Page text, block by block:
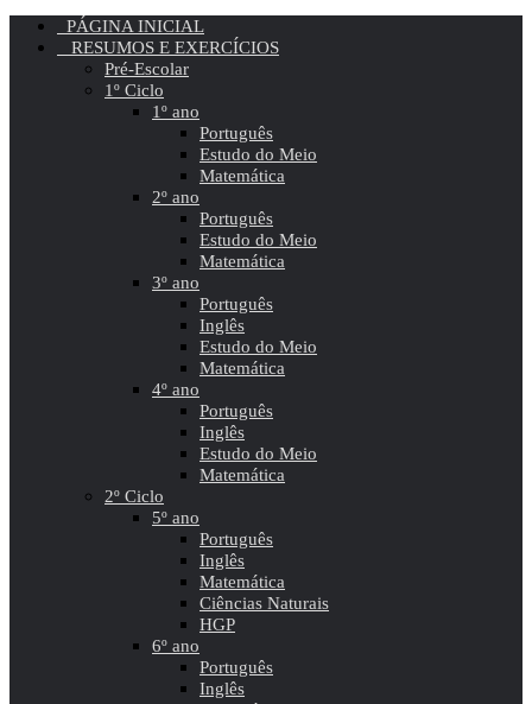
PÁGINA INICIAL
RESUMOS E EXERCÍCIOS
Pré-Escolar
1º Ciclo
1º ano
Português
Estudo do Meio
Matemática
2º ano
Português
Estudo do Meio
Matemática
3º ano
Português
Inglês
Estudo do Meio
Matemática
4º ano
Português
Inglês
Estudo do Meio
Matemática
2º Ciclo
5º ano
Português
Inglês
Matemática
Ciências Naturais
HGP
6º ano
Português
Inglês